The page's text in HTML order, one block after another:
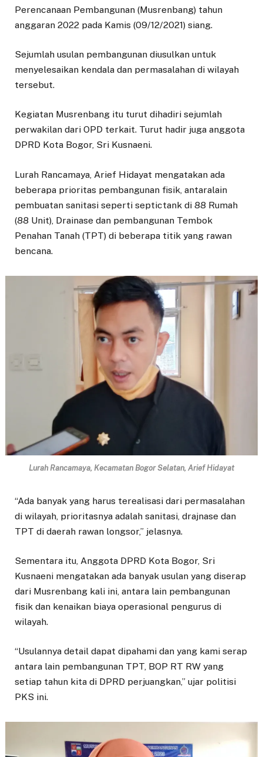
Perencanaan Pembangunan (Musrenbang) tahun
anggaran 2022 pada Kamis (09/12/2021) siang.
Sejumlah usulan pembangunan diusulkan untuk
menyelesaikan kendala dan permasalahan di wilayah
tersebut.
Kegiatan Musrenbang itu turut dihadiri sejumlah
perwakilan dari OPD terkait. Turut hadir juga anggota
DPRD Kota Bogor, Sri Kusnaeni.
Lurah Rancamaya, Arief Hidayat mengatakan ada
beberapa prioritas pembangunan fisik, antaralain
pembuatan sanitasi seperti septictank di 88 Rumah
(88 Unit), Drainase dan pembangunan Tembok
Penahan Tanah (TPT) di beberapa titik yang rawan
bencana.
Lurah Rancamaya, Kecamatan Bogor Selatan, Arief Hidayat
“Ada banyak yang harus terealisasi dari permasalahan
di wilayah, prioritasnya adalah sanitasi, drajnase dan
TPT di daerah rawan longsor,” jelasnya.
Sementara itu, Anggota DPRD Kota Bogor, Sri
Kusnaeni mengatakan ada banyak usulan yang diserap
dari Musrenbang kali ini, antara lain pembangunan
fisik dan kenaikan biaya operasional pengurus di
wilayah.
“Usulannya detail dapat dipahami dan yang kami serap
antara lain pembangunan TPT, BOP RT RW yang
setiap tahun kita di DPRD perjuangkan,” ujar politisi
PKS ini.